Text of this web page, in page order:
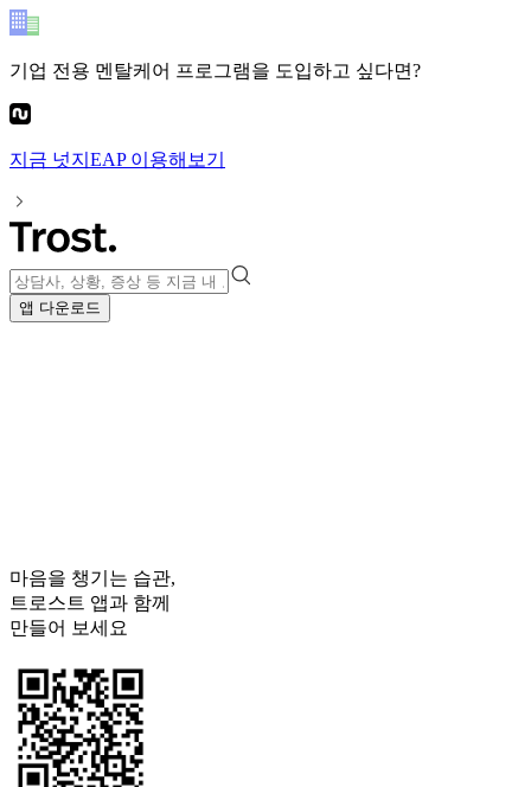
기업 전용 멘탈케어 프로그램을 도입하고 싶다면?
지금 넛지EAP이용해보기
앱 다운로드
마음을 챙기는 습관,
트로스트 앱과 함께
만들어 보세요